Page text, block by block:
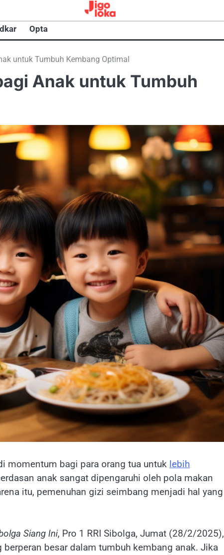
Opta
untuk Tumbuh Kembang Optimal
Anak untuk Tumbuh
momentum bagi para orang tua untuk lebih
anak sangat dipengaruhi oleh pola makan
itu, pemenuhan gizi seimbang menjadi hal yang
Siang Ini, Pro 1 RRI Sibolga, Jumat (28/2/2025),
besar dalam tumbuh kembang anak. Jika